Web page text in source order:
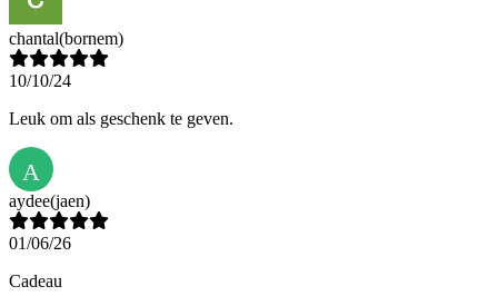
chantal(bornem)
10/10/24
Leuk om als geschenk te geven.
A
aydee(jaen)
01/06/26
Cadeau